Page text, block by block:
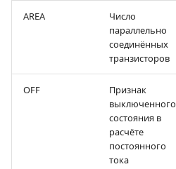
AREA
Число
параллельно
соединённых
транзисторов
OFF
Признак
выключенного
состояния в
расчёте
постоянного
тока